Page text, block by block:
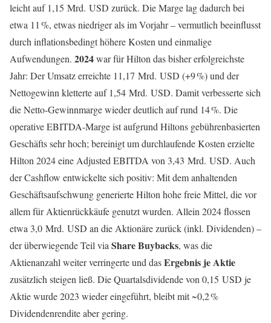
leicht auf 1,15 Mrd. USD zurück. Die Marge lag dadurch bei
etwa 11 %, etwas niedriger als im Vorjahr – vermutlich beeinflusst
durch inflationsbedingt höhere Kosten und einmalige
Aufwendungen. 2024war für Hilton das bisher erfolgreichste
Jahr: Der Umsatz erreichte 11,17 Mrd. USD (+9 %) und der
Nettogewinn kletterte auf 1,54 Mrd. USD. Damit verbesserte sich
die Netto-Gewinnmarge wieder deutlich auf rund 14 %. Die
operative EBITDA-Marge ist aufgrund Hiltons gebührenbasierten
Geschäfts sehr hoch; bereinigt um durchlaufende Kosten erzielte
Hilton 2024 eine Adjusted EBITDA von 3,43 Mrd. USD. Auch
der Cashflow entwickelte sich positiv: Mit dem anhaltenden
Geschäftsaufschwung generierte Hilton hohe freie Mittel, die vor
allem für Aktienrückkäufe genutzt wurden. Allein 2024 flossen
etwa 3,0 Mrd. USD an die Aktionäre zurück (inkl. Dividenden) –
der überwiegende Teil via Share Buybacks, was die
Aktienanzahl weiter verringerte und dasErgebnis je Aktie
zusätzlich steigen ließ. Die Quartalsdividende von 0,15 USD je
Aktie wurde 2023 wieder eingeführt, bleibt mit ~0,2 %
Dividendenrendite aber gering.